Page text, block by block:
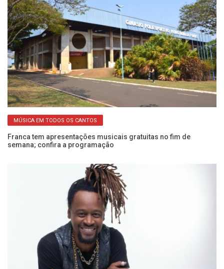
MÚSICA EM TODOS OS CANTOS
Franca tem apresentações musicais gratuitas no fim de
semana; confira a programação